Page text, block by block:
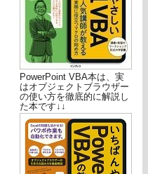
PowerPoint VBA本は、実
はオブジェクトブラウザー
の使い方を徹底的に解説し
た本です↓↓